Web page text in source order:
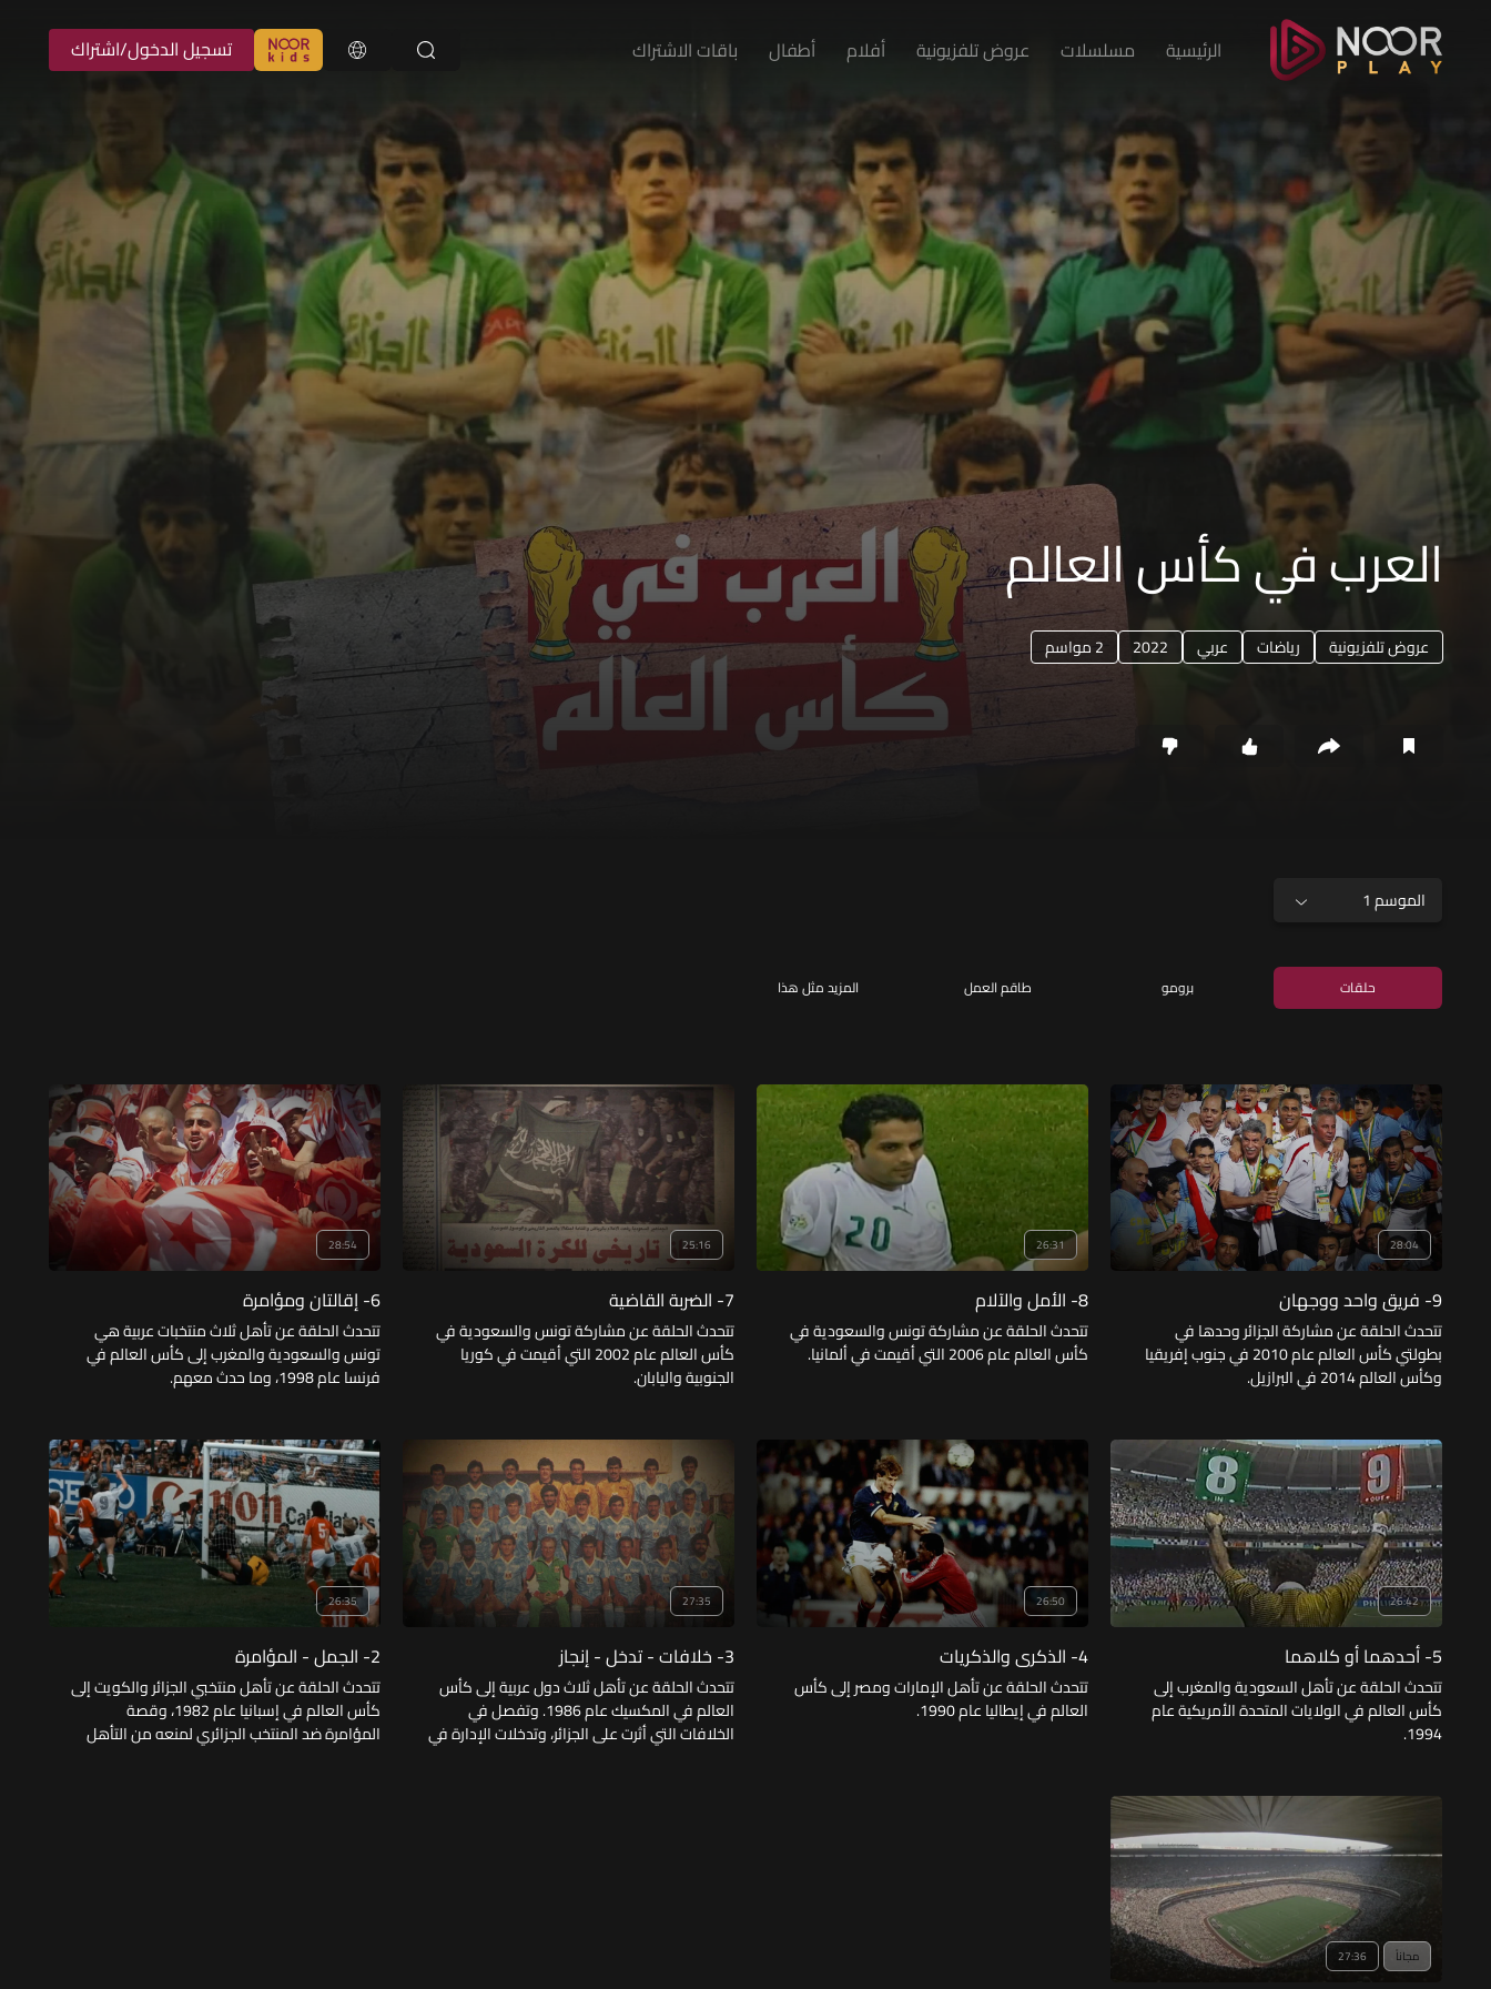
الرئيسية مسلسلات عروض تلفزيونية أفلام أطفال باقات الاشتراك تسجيل الدخول/اشتراك
العرب في كأس العالم
عروض تلفزيونية رياضات عربي 2022 2 مواسم
الموسم 1
حلقات برومو طاقم العمل المزيد مثل هذا
28:04
9- فريق واحد ووجهان
تتحدث الحلقة عن مشاركة الجزائر وحدها في
بطولتي كأس العالم عام 2010 في جنوب إفريقيا
وكأس العالم 2014 في البرازيل.
26:31
8- الأمل والآلام
تتحدث الحلقة عن مشاركة تونس والسعودية في
كأس العالم عام 2006 التي أقيمت في ألمانيا.
25:16
7- الضربة القاضية
تتحدث الحلقة عن مشاركة تونس والسعودية في
كأس العالم عام 2002 التي أقيمت في كوريا
الجنوبية واليابان.
28:54
6- إقالتان ومؤامرة
تتحدث الحلقة عن تأهل ثلاث منتخبات عربية هي
تونس والسعودية والمغرب إلى كأس العالم في
فرنسا عام 1998، وما حدث معهم.
26:42
5- أحدهما أو كلاهما
تتحدث الحلقة عن تأهل السعودية والمغرب إلى
كأس العالم في الولايات المتحدة الأمريكية عام
1994.
26:50
4- الذكرى والذكريات
تتحدث الحلقة عن تأهل الإمارات ومصر إلى كأس
العالم في إيطاليا عام 1990.
27:35
3- خلافات - تدخل - إنجاز
تتحدث الحلقة عن تأهل ثلاث دول عربية إلى كأس
العالم في المكسيك عام 1986. وتفصل في
الخلافات التي أثرت على الجزائر، وتدخلات الإدارة في
26:35
2- الجمل - المؤامرة
تتحدث الحلقة عن تأهل منتخبي الجزائر والكويت إلى
كأس العالم في إسبانيا عام 1982، وقصة
المؤامرة ضد المنتخب الجزائري لمنعه من التأهل
مجاناً 27:36